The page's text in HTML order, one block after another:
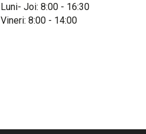
Luni- Joi: 8:00 - 16:30
Vineri: 8:00 - 14:00